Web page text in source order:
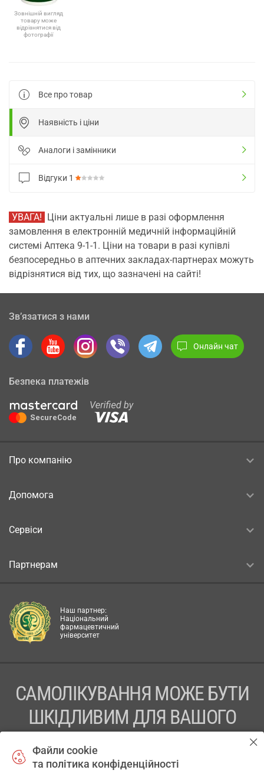
Зовнішній вигляд
товару може
відрізнятися від
фотографії
Все про товар
Наявність і ціни
Аналоги і замінники
Відгуки 1
УВАГА! Ціни актуальні лише в разі оформлення
замовлення в електронній медичній інформаційній
системі Аптека 9-1-1. Ціни на товари в разі купівлі
безпосередньо в аптечних закладах-партнерах можуть
відрізнятися від тих, що зазначені на сайті!
Зв’язатися з нами
Онлайн чат
Безпека платежів
Про компанію
Допомога
Сервіси
Партнерам
Наш партнер:
Національний
фармацевтичний
університет
САМОЛІКУВАННЯ МОЖЕ БУТИ
ШКІДЛИВИМ ДЛЯ ВАШОГО
ПЕРЕД ЗАСТОСУВАННЯМ ПРЕПАРАТУ ПРОКОНСУЛЬТУЙТЕСЬ
Файли cookie
та політика конфіденційності